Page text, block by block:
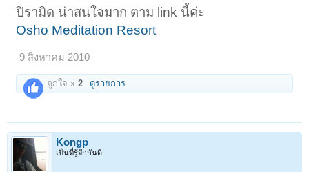
ปิรามิด น่าสนใจมาก ตาม link นี้ค่ะ
Osho Meditation Resort
9 สิงหาคม 2010
ถูกใจ x2 ดูรายการ
Kongp
เป็นที่รู้จักกันดี